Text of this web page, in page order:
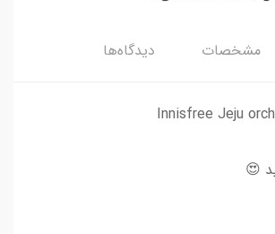
مشخصات دیدگاه‌ها
Innisfree Jeju
😍